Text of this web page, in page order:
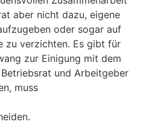
aber nicht dazu, eigene
oder sogar auf
zu verzichten. Es gibt für
zur Einigung mit dem
und Arbeitgeber
muss